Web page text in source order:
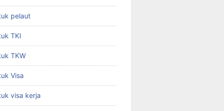
pelaut
TKI
TKW
Visa
visa kerja